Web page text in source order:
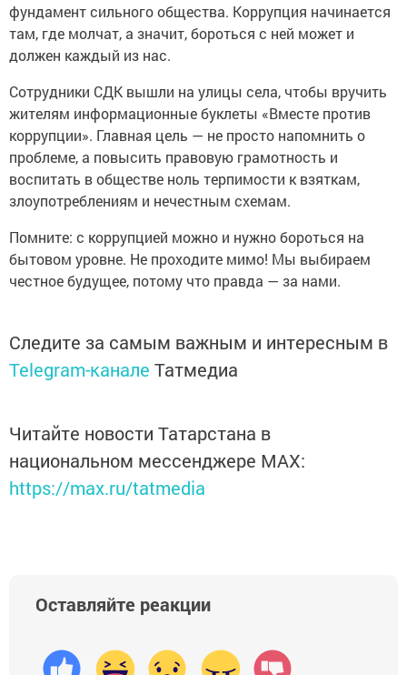
фундамент сильного общества. Коррупция начинается
там, где молчат, а значит, бороться с ней может и
должен каждый из нас.
Сотрудники СДК вышли на улицы села, чтобы вручить
жителям информационные буклеты «Вместе против
коррупции». Главная цель — не просто напомнить о
проблеме, а повысить правовую грамотность и
воспитать в обществе ноль терпимости к взяткам,
злоупотреблениям и нечестным схемам.
Помните: с коррупцией можно и нужно бороться на
бытовом уровне. Не проходите мимо! Мы выбираем
честное будущее, потому что правда — за нами.
Следите за самым важным и интересным в
Telegram-канале Татмедиа
Читайте новости Татарстана в
национальном мессенджере MАХ:
https://max.ru/tatmedia
Оставляйте реакции